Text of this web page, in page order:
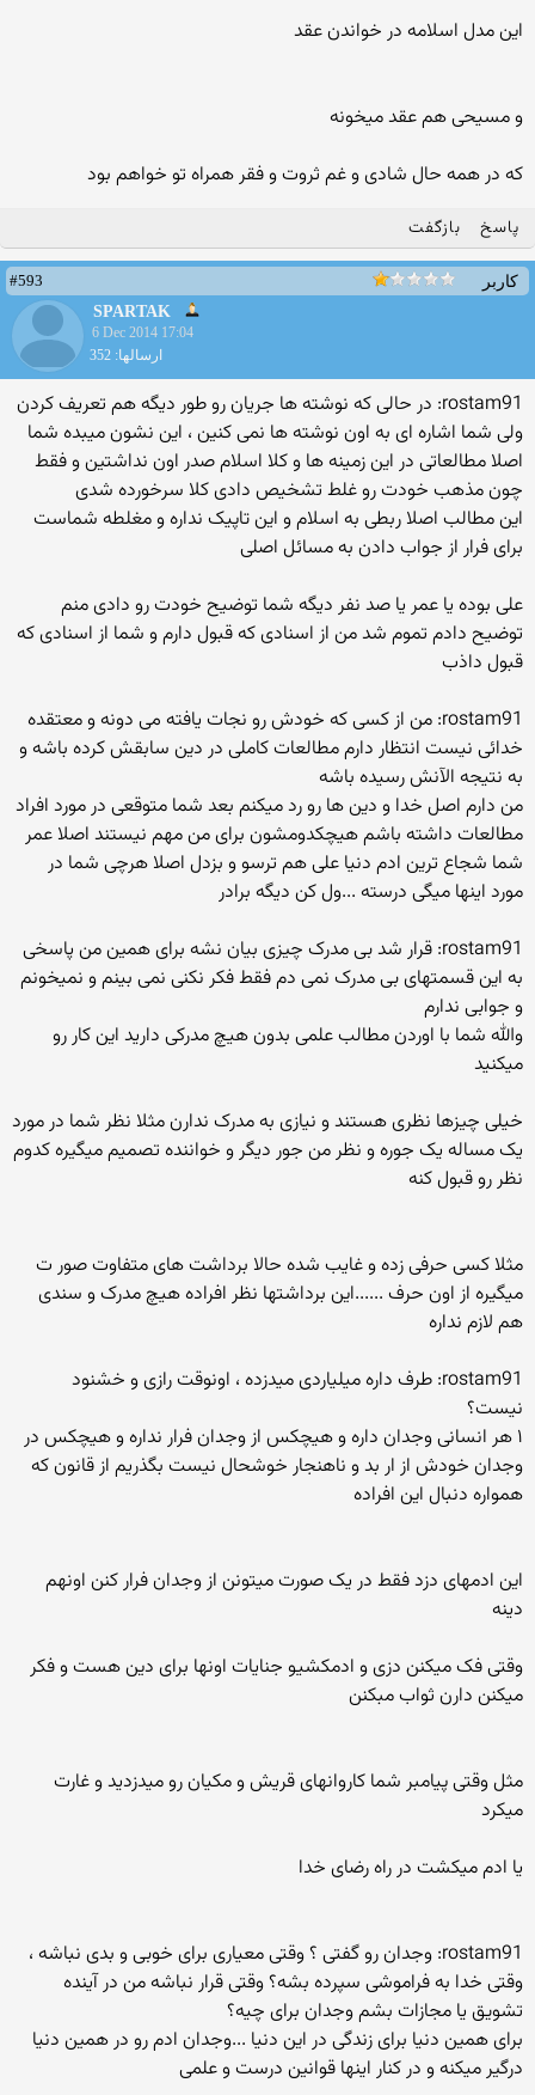
این مدل اسلامه در خواندن عقد
و مسیحی هم عقد میخونه
که در همه حال شادی و غم ثروت و فقر همراه تو خواهم بود
پاسخ بازگفت
کاربر
#593
SPARTAK
6 Dec 2014 17:04
ارسالها: 352
rostam91: در حالی که نوشته ها جریان رو طور دیگه هم تعریف کردن
ولی شما اشاره ای به اون نوشته ها نمی کنین ، این نشون میبده شما
اصلا مطالعاتی در این زمینه ها و کلا اسلام صدر اون نداشتین و فقط
چون مذهب خودت رو غلط تشخیص دادی کلا سرخورده شدی
این مطالب اصلا ربطی به اسلام و این تاپیک نداره و مغلطه شماست
برای فرار از جواب دادن به مسائل اصلی
علی بوده یا عمر یا صد نفر دیگه شما توضیح خودت رو دادی منم
توضیح دادم تموم شد من از اسنادی که قبول دارم و شما از اسنادی که
قبول داذب
rostam91: من از کسی که خودش رو نجات یافته می دونه و معتقده
خدائی نیست انتظار دارم مطالعات کاملی در دین سابقش کرده باشه و
به نتیجه الآنش رسیده باشه
من دارم اصل خدا و دین ها رو رد میکنم بعد شما متوقعی در مورد افراد
مطالعات داشته باشم هیچکدومشون برای من مهم نیستند اصلا عمر
شما شجاع ترین ادم دنیا علی هم ترسو و بزدل اصلا هرچی شما در
مورد اینها میگی درسته ...ول کن دیگه برادر
rostam91: قرار شد بی مدرک چیزی بیان نشه برای همین من پاسخی
به این قسمتهای بی مدرک نمی دم فقط فکر نکنی نمی بینم و نمیخونم
و جوابی ندارم
والله شما با اوردن مطالب علمی بدون هیچ مدرکی دارید این کار رو
میکنید
خیلی چیزها نظری هستند و نیازی به مدرک ندارن مثلا نظر شما در مورد
یک مساله یک جوره و نظر من جور دیگر و خواننده تصمیم میگیره کدوم
نظر رو قبول کنه
مثلا کسی حرفی زده و غایب شده حالا برداشت های متفاوت صور ت
میگیره از اون حرف ......این برداشتها نظر افراده هیچ مدرک و سندی
هم لازم نداره
rostam91: طرف داره میلیاردی میدزده ، اونوقت رازی و خشنود
نیست؟
۱ هر انسانی وجدان داره و هیچکس از وجدان فرار نداره و هیچکس در
وجدان خودش از ار بد و ناهنجار خوشحال نیست بگذریم از قانون که
همواره دنبال این افراده
این ادمهای دزد فقط در یک صورت میتونن از وجدان فرار کنن اونهم
دینه
وقتی فک میکنن دزی و ادمکشیو جنایات اونها برای دین هست و فکر
میکنن دارن ثواب مبکنن
مثل وقتی پیامبر شما کاروانهای قریش و مکیان رو میدزدید و غارت
میکرد
یا ادم میکشت در راه رضای خدا
rostam91: وجدان رو گفتی ؟ وقتی معیاری برای خوبی و بدی نباشه ،
وقتی خدا به فراموشی سپرده بشه؟ وقتی قرار نباشه من در آینده
تشویق یا مجازات بشم وجدان برای چیه؟
برای همین دنیا برای زندگی در این دنیا ...وجدان ادم رو در همین دنیا
درگیر میکنه و در کنار اینها قوانین درست و علمی